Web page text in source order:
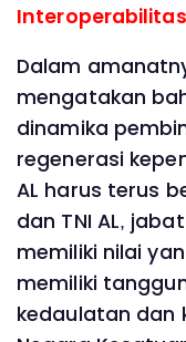
Dalam
mengatakan
dinamika
regenerasi
AL harus terus
dan TNI AL,
memiliki nilai
memiliki
kedaulatan dan